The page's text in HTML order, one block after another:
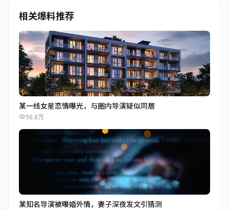
相关爆料推荐
某一线女星恋情曝光，与圈内导演疑似同居
98.8万
某知名导演被曝婚外情，妻子深夜发文引猜测